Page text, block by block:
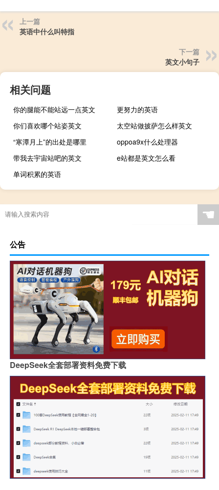
上一篇
英语中什么叫特指
下一篇
英文小句子
相关问题
你的腿能不能站远一点英文
更努力的英语
你们喜欢哪个站姿英文
太空站做披萨怎么样英文
“寒潭月上”的出处是哪里
oppoa9x什么处理器
带我去宇宙站吧的英文
e站都是英文怎么看
单词积累的英语
☚
公告
DeepSeek全套部署资料免费下载